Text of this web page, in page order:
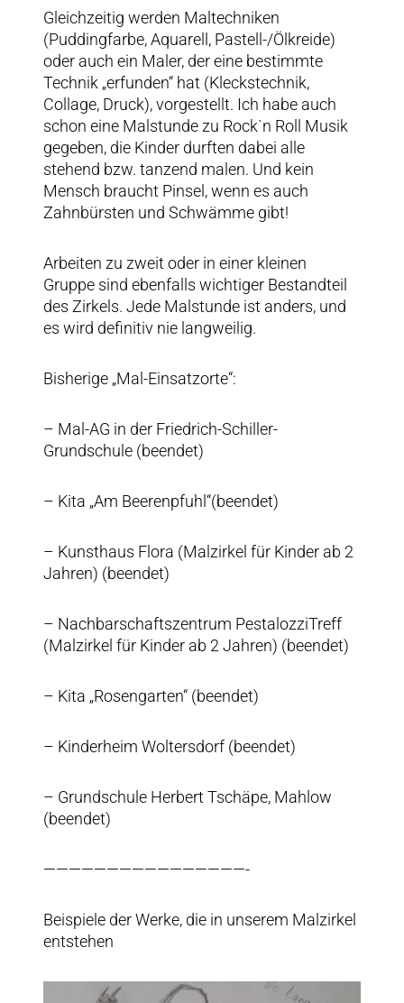
Gleichzeitig werden Maltechniken
(Puddingfarbe, Aquarell, Pastell-/Ölkreide)
oder auch ein Maler, der eine bestimmte
Technik „erfunden“ hat (Kleckstechnik,
Collage, Druck), vorgestellt. Ich habe auch
schon eine Malstunde zu Rock`n Roll Musik
gegeben, die Kinder durften dabei alle
stehend bzw. tanzend malen. Und kein
Mensch braucht Pinsel, wenn es auch
Zahnbürsten und Schwämme gibt!
Arbeiten zu zweit oder in einer kleinen
Gruppe sind ebenfalls wichtiger Bestandteil
des Zirkels. Jede Malstunde ist anders, und
es wird definitiv nie langweilig.
Bisherige „Mal-Einsatzorte“:
– Mal-AG in der Friedrich-Schiller-
Grundschule (beendet)
– Kita „Am Beerenpfuhl“(beendet)
– Kunsthaus Flora (Malzirkel für Kinder ab 2
Jahren) (beendet)
– Nachbarschaftszentrum PestalozziTreff
(Malzirkel für Kinder ab 2 Jahren) (beendet)
– Kita „Rosengarten“ (beendet)
– Kinderheim Woltersdorf (beendet)
– Grundschule Herbert Tschäpe, Mahlow
(beendet)
————————————————-
Beispiele der Werke, die in unserem Malzirkel
entstehen